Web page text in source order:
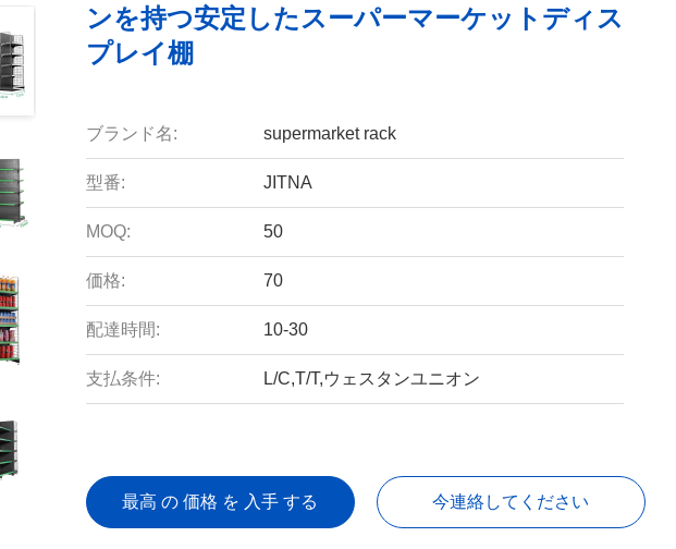
ンを持つ安定したスーパーマーケットディス
プレイ棚
ブランド名: supermarket rack
型番: JITNA
MOQ: 50
価格: 70
配達時間: 10-30
支払条件: L/C,T/T,ウェスタンユニオン
最高 の 価格 を 入手 する 今連絡してください